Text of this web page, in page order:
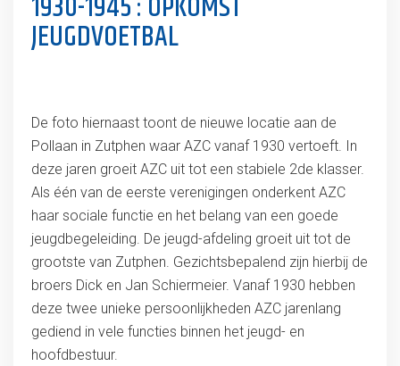
JEUGDVOETBAL
De foto hiernaast toont de nieuwe locatie aan de
Pollaan in Zutphen waar AZC vanaf 1930 vertoeft. In
deze jaren groeit AZC uit tot een stabiele 2de klasser.
Als één van de eerste verenigingen onderkent AZC
haar sociale functie en het belang van een goede
jeugdbegeleiding. De jeugd-afdeling groeit uit tot de
grootste van Zutphen. Gezichtsbepalend zijn hierbij de
broers Dick en Jan Schiermeier. Vanaf 1930 hebben
deze twee unieke persoonlijkheden AZC jarenlang
gediend in vele functies binnen het jeugd- en
hoofdbestuur.